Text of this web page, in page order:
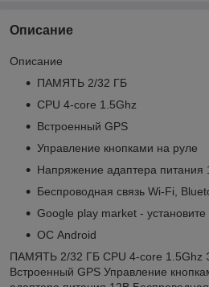
Описание
Описание
ПАМЯТЬ 2/32 ГБ
CPU 4-core 1.5Ghz
Встроенный GPS
Управление кнопками на руле
Напряжение адаптера питания
Беспроводная связь Wi-Fi,
Google play market -
ОС Android
ПАМЯТЬ 2/32 ГБ CPU 4-core 1.5Ghz
Встроенный GPS Управление